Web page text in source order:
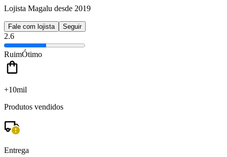
Lojista Magalu desde 2019
Fale com lojista Seguir
2.6
RuimÓtimo
+10mil
Produtos vendidos
Entrega